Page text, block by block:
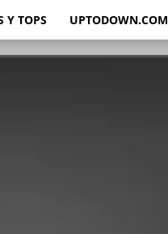
Y TOPS UPTODOWN.COM